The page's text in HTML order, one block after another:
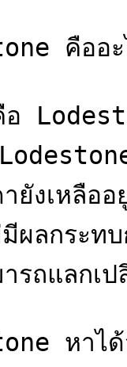
คืออะ
งเหลืออ
ผลกระ
รถแลกเป
หาได้